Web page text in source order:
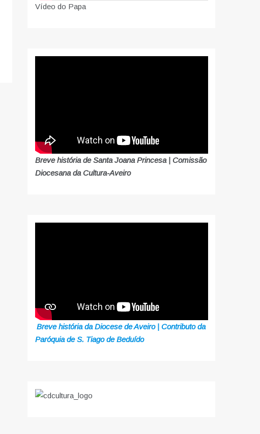
Vídeo do Papa
Breve história de Santa Joana Princesa | Comissão
Diocesana da Cultura-Aveiro
Breve história da Diocese de Aveiro | Contributo da
Paróquia de S. Tiago de Beduído